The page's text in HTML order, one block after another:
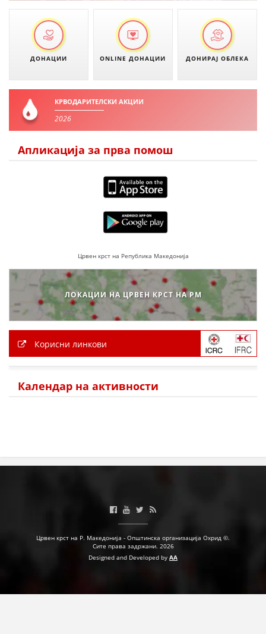
ДОНАЦИИ ONLINE ДОНАЦИИ ДОНИРАЈ ОБЛЕКА
КРВОДАРИТЕЛСКИ АКЦИИ
2026
Апликација за прва помош
Црвен крст на Република Македонија
ЛОКАЦИИ НА ЦРВЕН КРСТ НА РМ
Корисни линкови
Календар на активности
Црвен крст на Р. Македонија - Општинска организација Охрид ©.
Сите права задржани. 2026
Designed and Developed by AA